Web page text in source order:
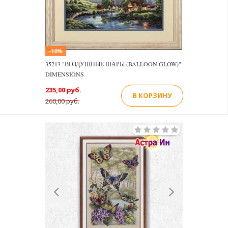
-10%
35213 "ВОЗДУШНЫЕ ШАРЫ (BALLOON GLOW)"
DIMENSIONS
260,00 руб.
235,00 руб.
В КОРЗИНУ
Previous